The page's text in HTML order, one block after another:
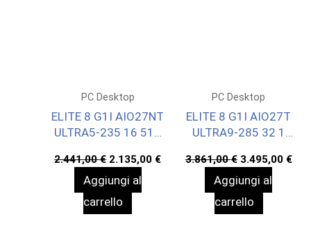
PC Desktop
ELITE 8 G1I AIO27NT
ULTRA5-235 16 512
2.441,00€ Il
prezzo
originale
2.441,00 €.
2.135,00 €Il
prezzo
2.135,00 €.
Aggiungi al
carrello
PC Desktop
ELITE 8 G1I AIO27T
ULTRA9-285 32 1
3.861,00€ Il
prezzo
originale
3.861,00 €.
3.495,00 €Il
Aggiungi al
carrello